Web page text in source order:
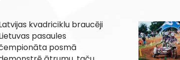
kvadriciklu braucēji
pasaules
posmā